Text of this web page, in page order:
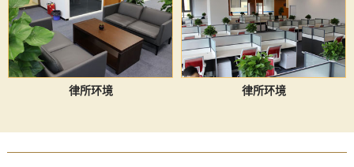
律所环境 律所环境